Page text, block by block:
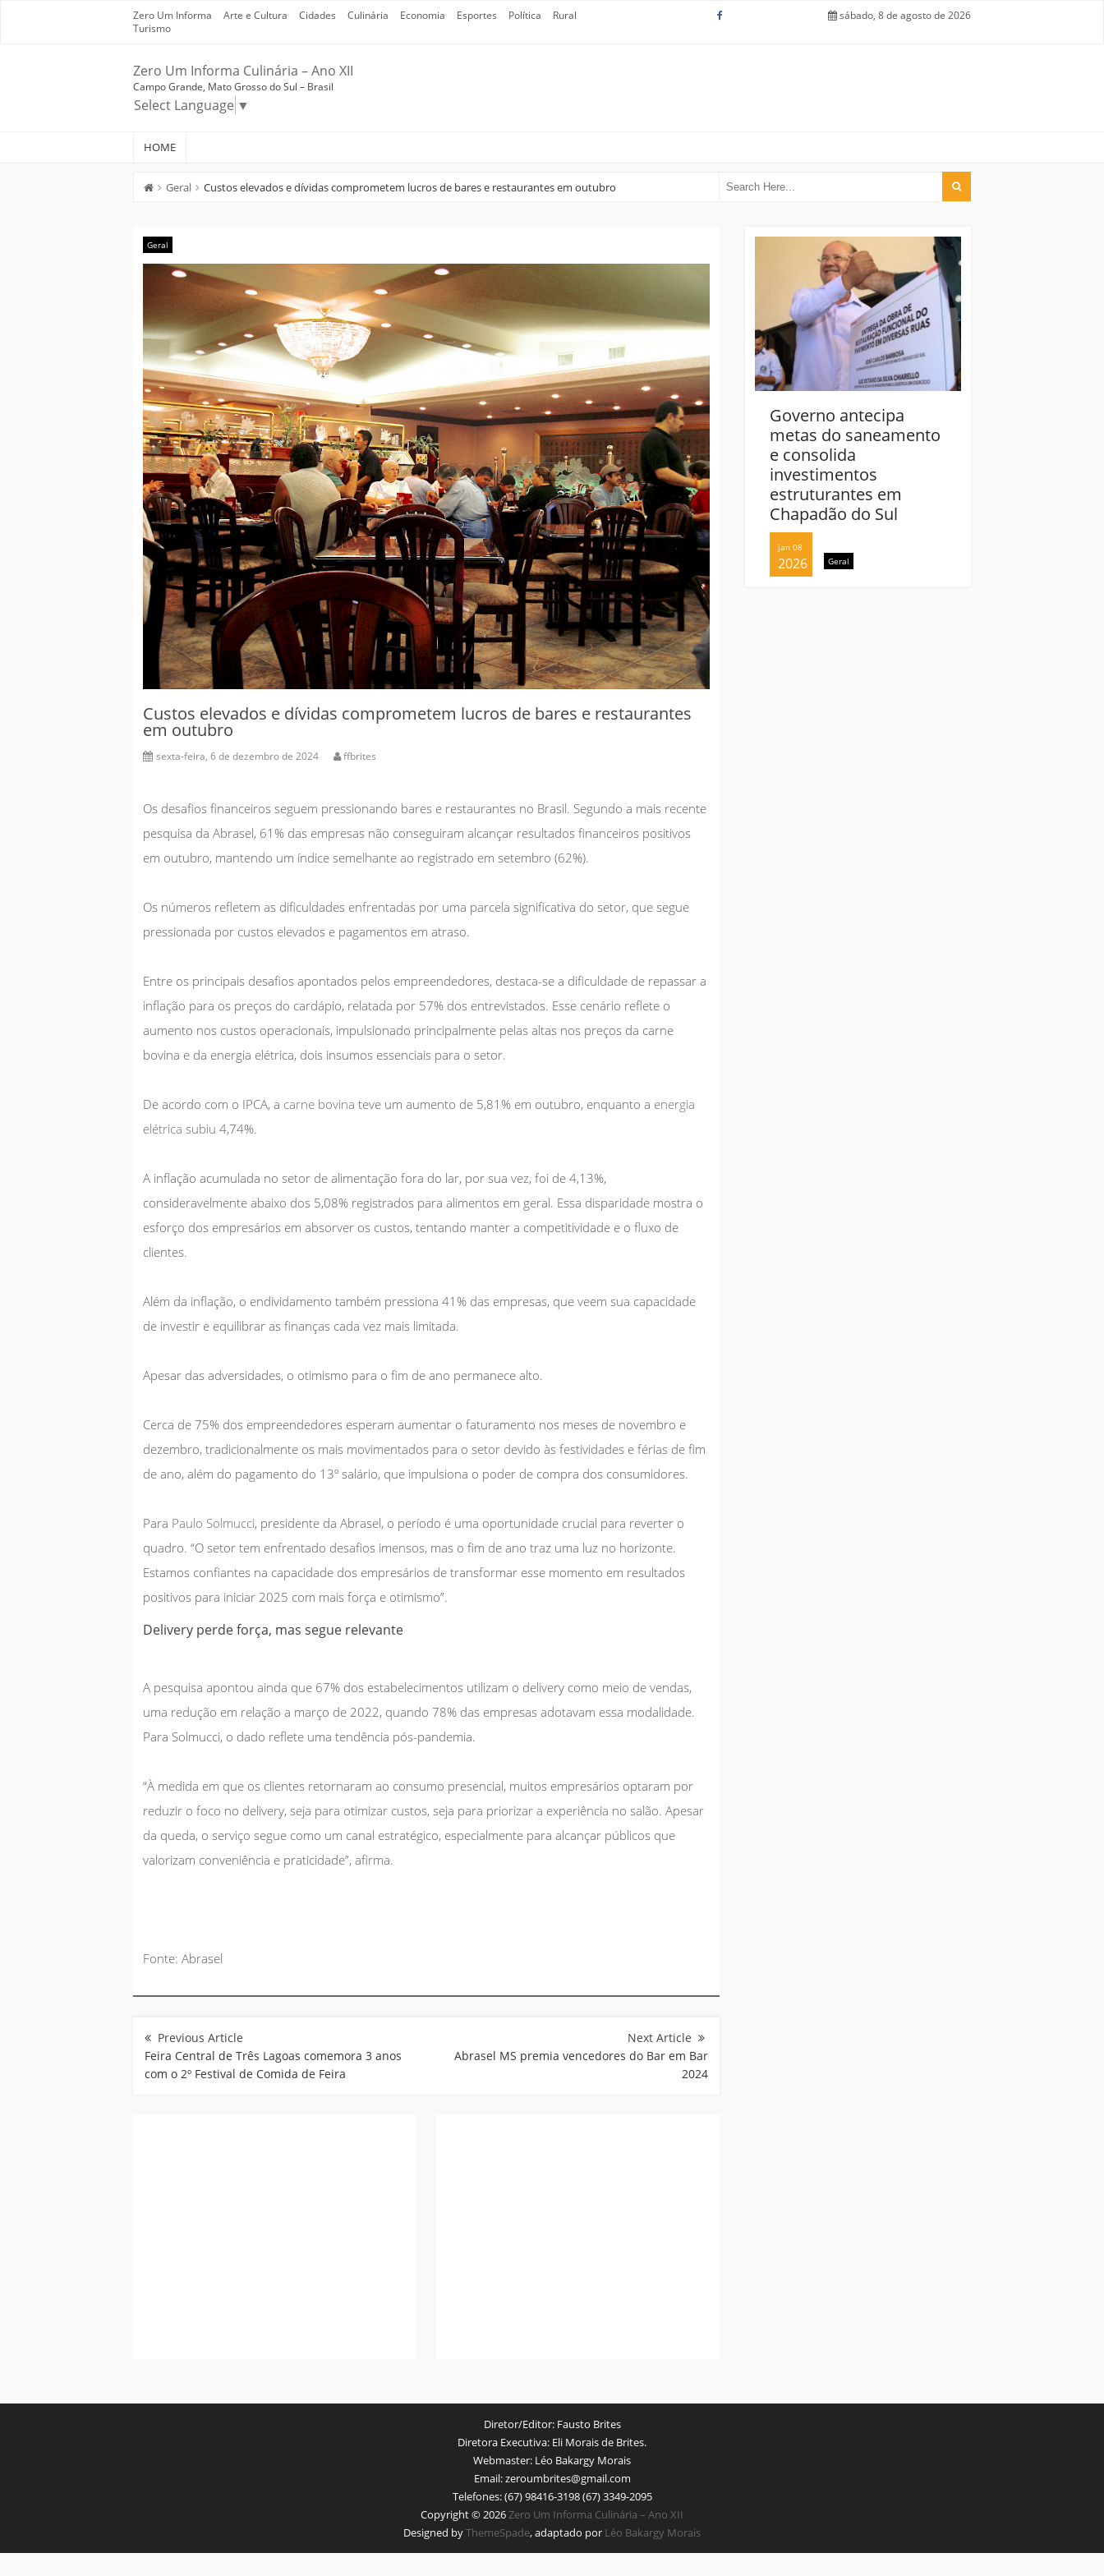
Zero Um Informa Arte e Cultura Cidades Culinária Economia Esportes Política
Rural
Turismo
sábado, 8 de agosto de 2026
Zero Um Informa Culinária – Ano XII
Campo Grande, Mato Grosso do Sul – Brasil
Select Language ▼
HOME
Geral Custos elevados e dívidas comprometem lucros de bares e restaurantes em outubro
Geral
Custos elevados e dívidas comprometem lucros de bares e restaurantes
em outubro
sexta-feira, 6 de dezembro de 2024 ffbrites
Os desafios financeiros seguem pressionando bares e restaurantes no Brasil. Segundo a mais recente
pesquisa da Abrasel, 61% das empresas não conseguiram alcançar resultados financeiros positivos
em outubro, mantendo um índice semelhante ao registrado em setembro (62%).
Os números refletem as dificuldades enfrentadas por uma parcela significativa do setor, que segue
pressionada por custos elevados e pagamentos em atraso.
Entre os principais desafios apontados pelos empreendedores, destaca-se a dificuldade de repassar a
inflação para os preços do cardápio, relatada por 57% dos entrevistados. Esse cenário reflete o
aumento nos custos operacionais, impulsionado principalmente pelas altas nos preços da carne
bovina e da energia elétrica, dois insumos essenciais para o setor.
De acordo com o IPCA, a carne bovina teve um aumento de 5,81% em outubro, enquanto a energia
elétrica subiu 4,74%.
A inflação acumulada no setor de alimentação fora do lar, por sua vez, foi de 4,13%,
consideravelmente abaixo dos 5,08% registrados para alimentos em geral. Essa disparidade mostra o
esforço dos empresários em absorver os custos, tentando manter a competitividade e o fluxo de
clientes.
Além da inflação, o endividamento também pressiona 41% das empresas, que veem sua capacidade
de investir e equilibrar as finanças cada vez mais limitada.
Apesar das adversidades, o otimismo para o fim de ano permanece alto.
Cerca de 75% dos empreendedores esperam aumentar o faturamento nos meses de novembro e
dezembro, tradicionalmente os mais movimentados para o setor devido às festividades e férias de fim
de ano, além do pagamento do 13º salário, que impulsiona o poder de compra dos consumidores.
Para Paulo Solmucci, presidente da Abrasel, o período é uma oportunidade crucial para reverter o
quadro. “O setor tem enfrentado desafios imensos, mas o fim de ano traz uma luz no horizonte.
Estamos confiantes na capacidade dos empresários de transformar esse momento em resultados
positivos para iniciar 2025 com mais força e otimismo”.
Delivery perde força, mas segue relevante
A pesquisa apontou ainda que 67% dos estabelecimentos utilizam o delivery como meio de vendas,
uma redução em relação a março de 2022, quando 78% das empresas adotavam essa modalidade.
Para Solmucci, o dado reflete uma tendência pós-pandemia.
“À medida em que os clientes retornaram ao consumo presencial, muitos empresários optaram por
reduzir o foco no delivery, seja para otimizar custos, seja para priorizar a experiência no salão. Apesar
da queda, o serviço segue como um canal estratégico, especialmente para alcançar públicos que
valorizam conveniência e praticidade”, afirma.
Fonte: Abrasel
de
Post
Feira Central de Três Lagoas comemora 3 anos
com o 2º Festival de Comida de Feira
Abrasel MS premia vencedores do Bar em Bar
2024
Governo antecipa
metas do saneamento
e consolida
investimentos
estruturantes em
Chapadão do Sul
jan 08
2026 Geral
Governo antecipa
metas do saneamento
e consolida
investimentos
estruturantes em
Chapadão do Sul
jan 08
2026 Geral
Diretor/Editor:Fausto Brites
Diretora Executiva: Eli Morais de Brites.
Webmaster: Léo Bakargy Morais
Email:zeroumbrites@gmail.com
Telefones:(67) 98416-3198 (67) 3349-2095
Copyright © 2026Zero Um Informa Culinária – Ano XII
Designed byThemeSpade, adaptado por Léo Bakargy Morais